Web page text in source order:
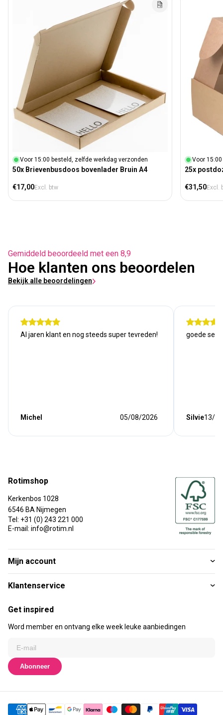
Voor 15:00 besteld, zelfde werkdag verzonden
50x Brievenbusdoos bovenlader Bruin A4
Normale prijs
€17,00Excl. btw
Voor
25x
Normale
€31,50Excl.
Gemiddeld beoordeeld met een 8,9
Hoe klanten ons beoordelen
Bekijk alle beoordelingen
Al jaren klant en nog steeds super tevreden!
Michel 05/08/2026
goede
Silvie13/
Rotimshop
Kerkenbos 1028
6546 BA Nijmegen
Tel: +31 (0) 243 221 000
E-mail: info@rotim.nl
Mijn account
Klantenservice
Get inspired
Word member en ontvang elke week leuke aanbiedingen
Abonneer